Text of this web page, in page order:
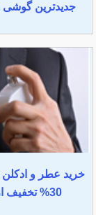
جدیدترین گوشی
خرید عطر و ادکلن
30% تخفیف از روژا